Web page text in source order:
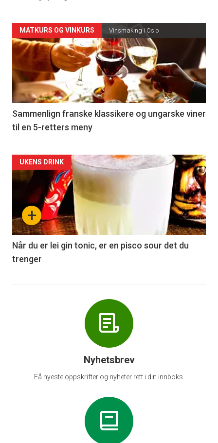
Forsiden
akkurat
nå
-
5
MATKURS OG VINKURS Vinsmaking i Oslo
Sammenlign franske klassikere og ungarske viner
til en 5-retters meny
Forsiden
akkurat
nå
-
6
+
UKENS DRINK
Når du er lei gin tonic, er en pisco sour det du
trenger
Nyhetsbrev
Få nyeste oppskrifter og nyheter rett i din innboks.